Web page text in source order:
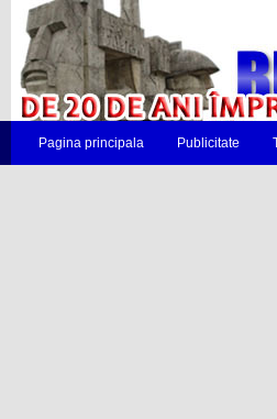
Pagina principala Publicitate